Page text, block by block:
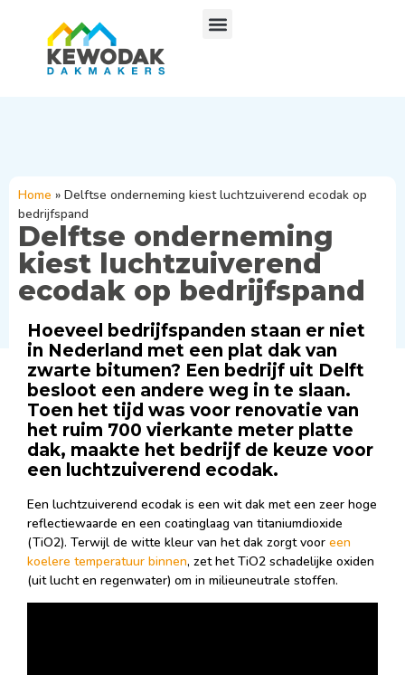
Home » Delftse onderneming kiest luchtzuiverend ecodak op
bedrijfspand
Delftse onderneming
kiest luchtzuiverend
ecodak op bedrijfspand
Hoeveel bedrijfspanden staan er niet
in Nederland met een plat dak van
zwarte bitumen? Een bedrijf uit Delft
besloot een andere weg in te slaan.
Toen het tijd was voor renovatie van
het ruim 700 vierkante meter platte
dak, maakte het bedrijf de keuze voor
een luchtzuiverend ecodak.
Een luchtzuiverend ecodak is een wit dak met een zeer hoge
reflectiewaarde en een coatinglaag van titaniumdioxide
(TiO2). Terwijl de witte kleur van het dak zorgt voor een
koelere temperatuur binnen, zet het TiO2 schadelijke oxiden
(uit lucht en regenwater) om in milieuneutrale stoffen.